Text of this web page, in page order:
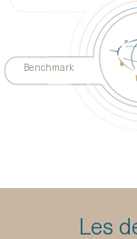
Benchmark
Les